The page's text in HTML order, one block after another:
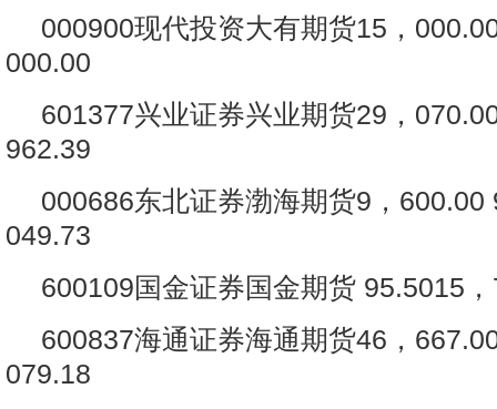
000900现代投资大有期货15，
000.00
601377兴业证券兴业期货29，
962.39
000686东北证券渤海期货9，600.00
049.73
600109国金证券国金期货 95.5015
600837海通证券海通期货46，
079.18